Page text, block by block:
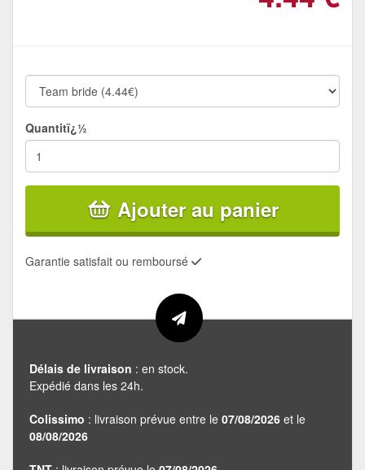
Quantitï¿½
Ajouter au panier
Garantie satisfait ou remboursé
Délais de livraison : en stock.
Expédié dans les 24h.
Colissimo : livraison prévue entre le 07/08/2026 et le
08/08/2026